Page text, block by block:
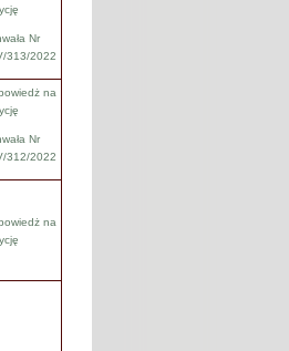
Nr
313/2022
na
Nr
312/2022
na